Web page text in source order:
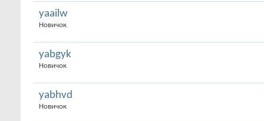
yaailw
Новичок
yabgyk
Новичок
yabhvd
Новичок